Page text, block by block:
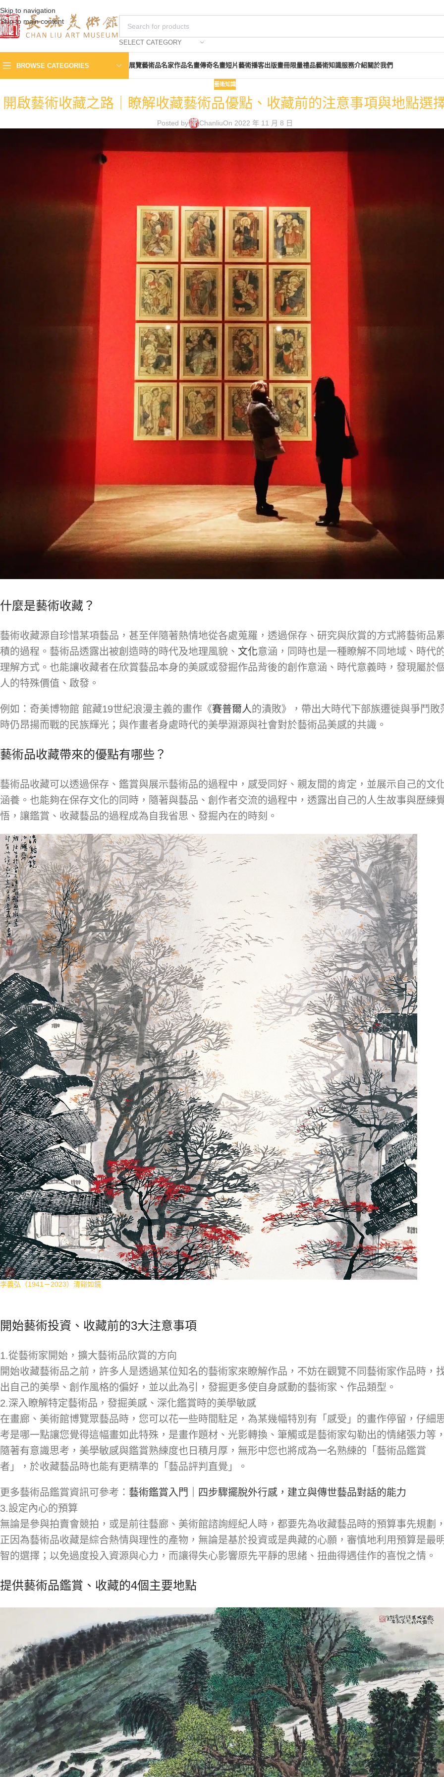
Skip to navigation
Skip to main content
SELECT CATEGORY
BROWSE CATEGORIES 展覽藝術品名家作品名畫傳奇名畫短片藝術播客出版畫冊限量禮品藝術知識服務介紹關於我們
藝術知識
開啟藝術收藏之路｜瞭解收藏藝術品優點、收藏前的注意事項與地點選
Posted by ChanliuOn 2022 年 11 月 8 日
什麼是藝術收藏？
藝術收藏源自珍惜某項藝品，甚至伴隨著熱情地從各處蒐羅，透過保存、研究與欣賞的方式將藝術品
積的過程。藝術品透露出被創造時的時代及地理風貌、 文化意涵，同時也是一種瞭解不同地域、時代
理解方式。也能讓收藏者在欣賞藝品本身的美感或發掘作品背後的創作意涵、時代意義時，發現屬於
人的特殊價值、啟發。
例如：奇美博物館 館藏19世紀浪漫主義的畫作《賽普爾人的潰敗》，帶出大時代下部族遷徙與爭鬥敗
時仍昂揚而戰的民族輝光；與作畫者身處時代的美學淵源與社會對於藝術品美感的共識。
藝術品收藏帶來的優點有哪些？
藝術品收藏可以透過保存、鑑賞與展示藝術品的過程中，感受同好、親友間的肯定，並展示自己的文
涵養。也能夠在保存文化的同時，隨著與藝品、創作者交流的過程中，透露出自己的人生故事與歷練
悟，讓鑑賞、收藏藝品的過程成為自我省思、發掘內在的時刻。
李義弘（1941－2023）清谿如鏡
開始藝術投資、收藏前的3大注意事項
1.從藝術家開始，擴大藝術品欣賞的方向
開始收藏藝術品之前，許多人是透過某位知名的藝術家來瞭解作品，不妨在觀覽不同藝術家作品時，
出自己的美學、創作風格的偏好，並以此為引，發掘更多使自身感動的藝術家、作品類型。
2.深入瞭解特定藝術品，發掘美感、深化鑑賞時的美學敏感
在畫廊、美術館博覽眾藝品時，您可以花一些時間駐足，為某幾幅特別有「感受」的畫作停留，仔細
考是哪一點讓您覺得這幅畫如此特殊，是畫作題材、光影轉換、筆觸或是藝術家勾勒出的情緒張力等
隨著有意識思考，美學敏感與鑑賞熟練度也日積月厚，無形中您也將成為一名熟練的「藝術品鑑賞
者」，於收藏藝品時也能有更精準的「藝品評判直覺」。
更多藝術品鑑賞資訊可參考： 藝術鑑賞入門｜四步驟擺脫外行感，建立與傳世藝品對話的能力
3.設定內心的預算
無論是參與拍賣會競拍，或是前往藝廊、美術館諮詢經紀人時，都要先為收藏藝品時的預算事先規劃
正因為藝術品收藏是綜合熱情與理性的產物，無論是基於投資或是典藏的心願，審慎地利用預算是最
智的選擇；以免過度投入資源與心力，而讓得失心影響原先平靜的思緒、扭曲得遇佳作的喜悅之情。
提供藝術品鑑賞、收藏的4個主要地點